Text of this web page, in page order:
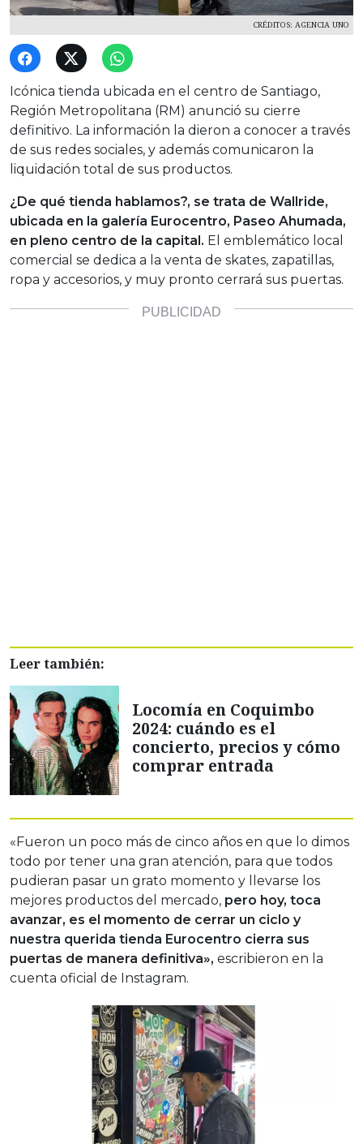
CRÉDITOS: AGENCIA UNO
Icónica tienda ubicada en el centro de Santiago,
Región Metropolitana (RM) anunció su cierre
definitivo. La información la dieron a conocer a través
de sus redes sociales, y además comunicaron la
liquidación total de sus productos.
¿De qué tienda hablamos?, se trata de Wallride,
ubicada en la galería Eurocentro, Paseo Ahumada,
en pleno centro de la capital. El emblemático local
comercial se dedica a la venta de skates, zapatillas,
ropa y accesorios, y muy pronto cerrará sus puertas.
Leer también:
Locomía en Coquimbo
2024: cuándo es el
concierto, precios y cómo
comprar entrada
«Fueron un poco más de cinco años en que lo dimos
todo por tener una gran atención, para que todos
pudieran pasar un grato momento y llevarse los
mejores productos del mercado, pero hoy, toca
avanzar, es el momento de cerrar un ciclo y
nuestra querida tienda Eurocentro cierra sus
puertas de manera definitiva», escribieron en la
cuenta oficial de Instagram.